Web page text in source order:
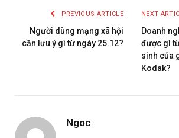
PREVIOUS ARTICLE
Người dùng mạng xã hội
cần lưu ý gì từ ngày 25.12?
NEXT
Doanh
được gì
sinh của
Kodak?
Ngoc